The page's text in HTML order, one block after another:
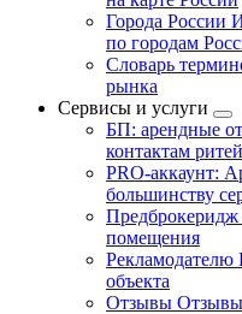
Города России
по городам
Словарь
рынка
Сервисы и услуги
БП: арендные
контактам
PRO-аккаунт:
большинству
Предброкеридж
помещения
Рекламодателю
объекта
Отзывы Отзывы